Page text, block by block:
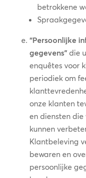
betrokkene
“Persoonlijke
gegevens”die
enquêtes voor
periodiek om
onze klanten
en diensten die
kunnen
Klantbeleving
bewaren en
persoonlijke